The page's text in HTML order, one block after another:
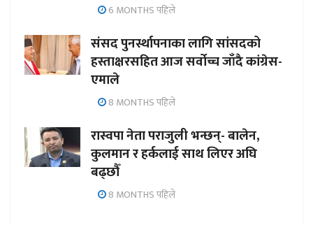
6 MONTHS पहिले
संसद पुनर्स्थापनाका लागि सांसदको
हस्ताक्षरसहित आज सर्वोच्च जाँदै कांग्रेस-
एमाले
8 MONTHS पहिले
रास्वपा नेता पराजुली भन्छन्- बालेन,
कुलमान र हर्कलाई साथ लिएर अघि
बढ्छौँ
8 MONTHS पहिले